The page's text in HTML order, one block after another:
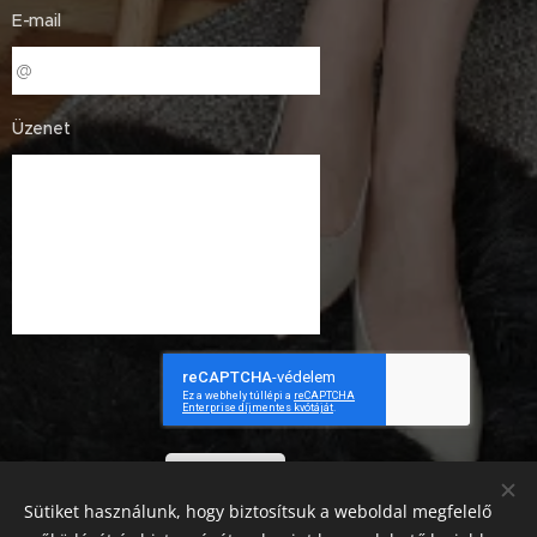
E-mail
Üzenet
Sütiket használunk, hogy biztosítsuk a weboldal megfelelő